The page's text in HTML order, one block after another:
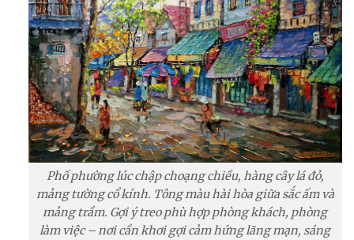
Phố phường lúc chập choạng chiều, hàng cây lá đỏ,
mảng tường cổ kính. Tông màu hài hòa giữa sắc ấm và
mảng trầm. Gợi ý treo phù hợp phòng khách, phòng
làm việc – nơi cần khơi gợi cảm hứng lãng mạn, sáng